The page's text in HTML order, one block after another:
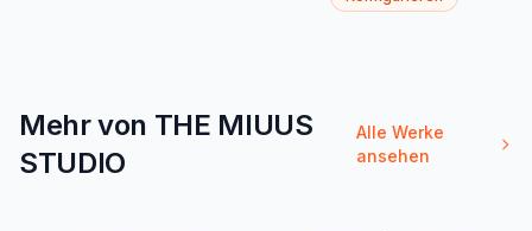
Mehr von THE MIUUS
STUDIO
Alle Werke
ansehen